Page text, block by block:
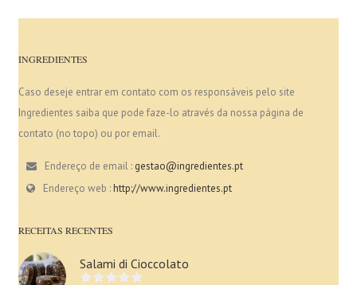
INGREDIENTES
Caso deseje entrar em contato com os responsáveis pelo site
Ingredientes saiba que pode faze-lo através da nossa página de
contato (no topo) ou por email.
Endereço de email : gestao@ingredientes.pt
Endereço web :http://www.ingredientes.pt
RECEITAS RECENTES
Salami di Cioccolato